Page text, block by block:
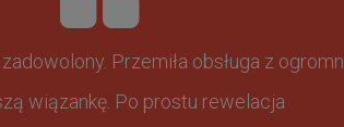
Przemiła obsługa z
wiązankę. Po prostu rewelacja